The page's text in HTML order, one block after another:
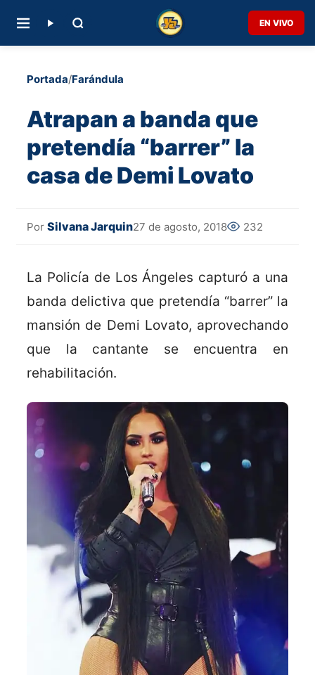
EN VIVO
Portada/Farándula
Atrapan a banda que
pretendía “barrer” la
casa de Demi Lovato
Por Silvana Jarquin27 de agosto, 2018 232
La Policía de Los Ángeles capturó a una
banda delictiva que pretendía “barrer” la
mansión de Demi Lovato, aprovechando
que la cantante se encuentra en
rehabilitación.